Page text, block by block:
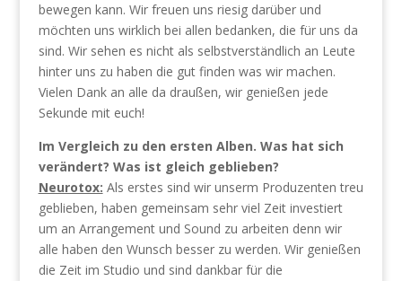
bewegen kann. Wir freuen uns riesig darüber und
möchten uns wirklich bei allen bedanken, die für uns da
sind. Wir sehen es nicht als selbstverständlich an Leute
hinter uns zu haben die gut finden was wir machen.
Vielen Dank an alle da draußen, wir genießen jede
Sekunde mit euch!
Im Vergleich zu den ersten Alben. Was hat sich
verändert? Was ist gleich geblieben?
Neurotox: Als erstes sind wir unserm Produzenten treu
geblieben, haben gemeinsam sehr viel Zeit investiert
um an Arrangement und Sound zu arbeiten denn wir
alle haben den Wunsch besser zu werden. Wir genießen
die Zeit im Studio und sind dankbar für die